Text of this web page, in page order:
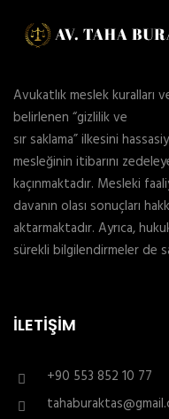
Avukatlık meslek kuralları
belirlenen “gizlilik ve
sır saklama” ilkesini
mesleğinin itibarını
kaçınmaktadır. Mesleki
davanın olası sonuçları
aktarmaktadır. Ayrıca,
sürekli bilgilendirmeler de
İLETIŞIM
+90 553 852 10 77